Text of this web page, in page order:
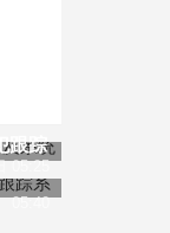
05:25
跟踪
05:40